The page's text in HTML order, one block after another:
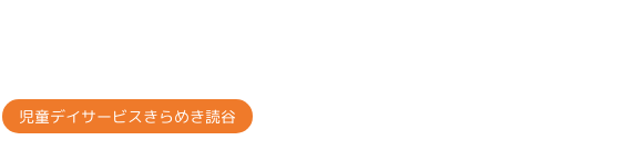
児童デイサービスきらめき読谷